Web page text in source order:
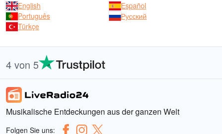
English
Español
Português
Русский
Türkçe
4 von 5
Musikalische Entdeckungen aus der ganzen Welt
Folgen Sie uns: